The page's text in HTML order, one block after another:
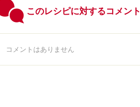
このレシピに対するコメント
コメントはありません